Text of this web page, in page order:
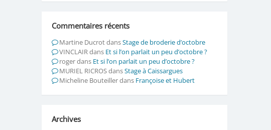
Commentaires récents
Martine DucrotdansStage de broderie d’octobre
VINCLAIR dans Et si l’on parlait un peu d’octobre ?
rogerdans Et si l’on parlait un peu d’octobre ?
MURIEL RICROSdansStage à Caissargues
Micheline Bouteillerdans Françoise et Hubert
Archives